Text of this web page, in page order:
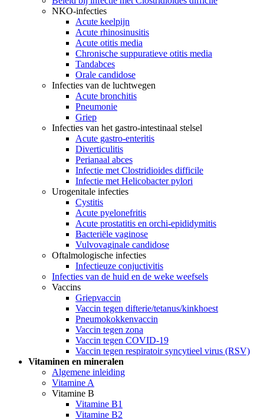
NKO-infecties
Acute keelpijn
Acute rhinosinusitis
Acute otitis media
Chronische suppuratieve otitis media
Tandabces
Orale candidose
Infecties van de luchtwegen
Acute bronchitis
Pneumonie
Griep
Infecties van het gastro-intestinaal stelsel
Acute gastro-enteritis
Diverticulitis
Perianaal abces
Infectie met Clostridioides difficile
Infectie met Helicobacter pylori
Urogenitale infecties
Cystitis
Acute pyelonefritis
Acute prostatitis en orchi-epididymitis
Bacteriële vaginose
Vulvovaginale candidose
Oftalmologische infecties
Infectieuze conjuctivitis
Infecties van de huid en de weke weefsels
Vaccins
Griepvaccin
Vaccin tegen difterie/tetanus/kinkhoest
Pneumokokkenvaccin
Vaccin tegen zona
Vaccin tegen COVID-19
Vaccin tegen respiratoir syncytieel virus (RSV)
Vitaminen en mineralen
Algemene inleiding
Vitamine A
Vitamine B
Vitamine B1
Vitamine B2